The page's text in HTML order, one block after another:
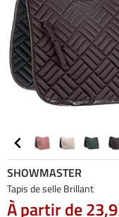
SHOWMASTER
Tapis de selle Brillant
À partir de